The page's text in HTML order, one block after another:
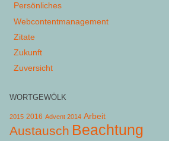
Persönliches
Webcontentmanagement
Zitate
Zukunft
Zuversicht
WORTGEWÖLK
2015 2016 Advent 2014 Arbeit
Austausch Beachtung